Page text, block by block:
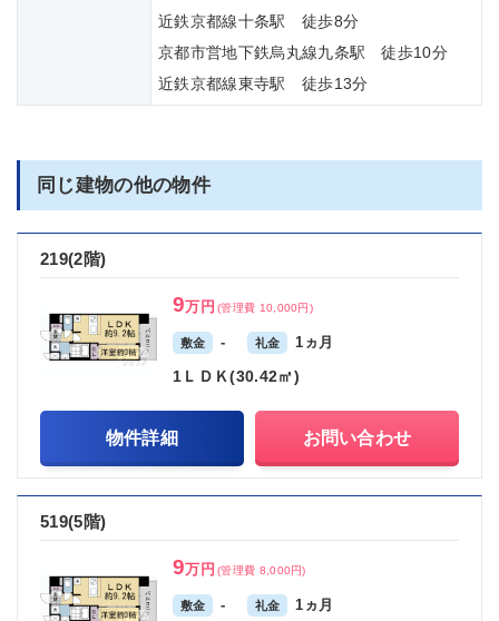
近鉄京都線十条駅 徒歩8分
京都市営地下鉄烏丸線九条駅 徒歩10分
近鉄京都線東寺駅 徒歩13分
同じ建物の他の物件
219(2階)
9万円 (管理費 10,000円)
敷金 - 礼金 1ヵ月
1ＬＤＫ(30.42㎡)
物件詳細 お問い合わせ
519(5階)
9万円 (管理費 8,000円)
敷金 - 礼金 1ヵ月